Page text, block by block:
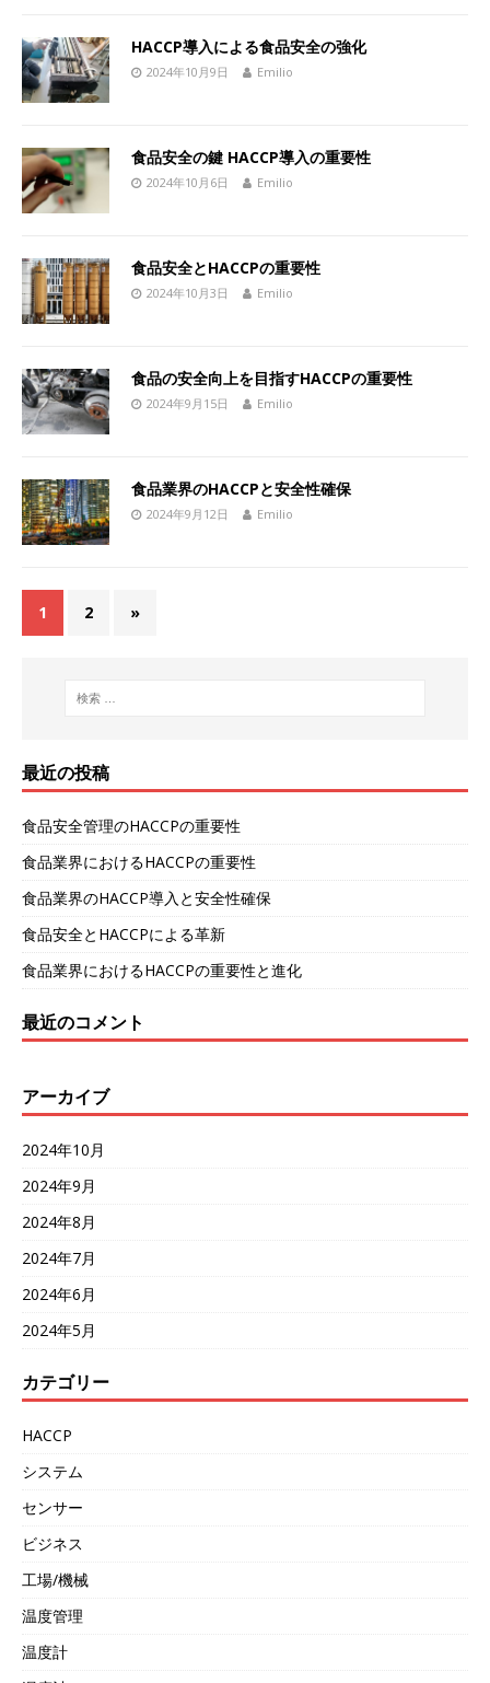
HACCP導入による食品安全の強化
2024年10月9日 Emilio
食品安全の鍵 HACCP導入の重要性
2024年10月6日 Emilio
食品安全とHACCPの重要性
2024年10月3日 Emilio
食品の安全向上を目指すHACCPの重要性
2024年9月15日 Emilio
食品業界のHACCPと安全性確保
2024年9月12日 Emilio
1 2 »
最近の投稿
食品安全管理のHACCPの重要性
食品業界におけるHACCPの重要性
食品業界のHACCP導入と安全性確保
食品安全とHACCPによる革新
食品業界におけるHACCPの重要性と進化
最近のコメント
アーカイブ
2024年10月
2024年9月
2024年8月
2024年7月
2024年6月
2024年5月
カテゴリー
HACCP
システム
センサー
ビジネス
工場/機械
温度管理
温度計